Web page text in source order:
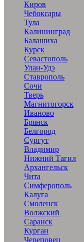
Киров
Чебоксары
Тула
Калининград
Балашиха
Курск
Севастополь
Улан-Удэ
Ставрополь
Сочи
Тверь
Магнитогорск
Иваново
Брянск
Белгород
Сургут
Владимир
Нижний Тагил
Архангельск
Чита
Симферополь
Калуга
Смоленск
Волжский
Саранск
Курган
Череповец